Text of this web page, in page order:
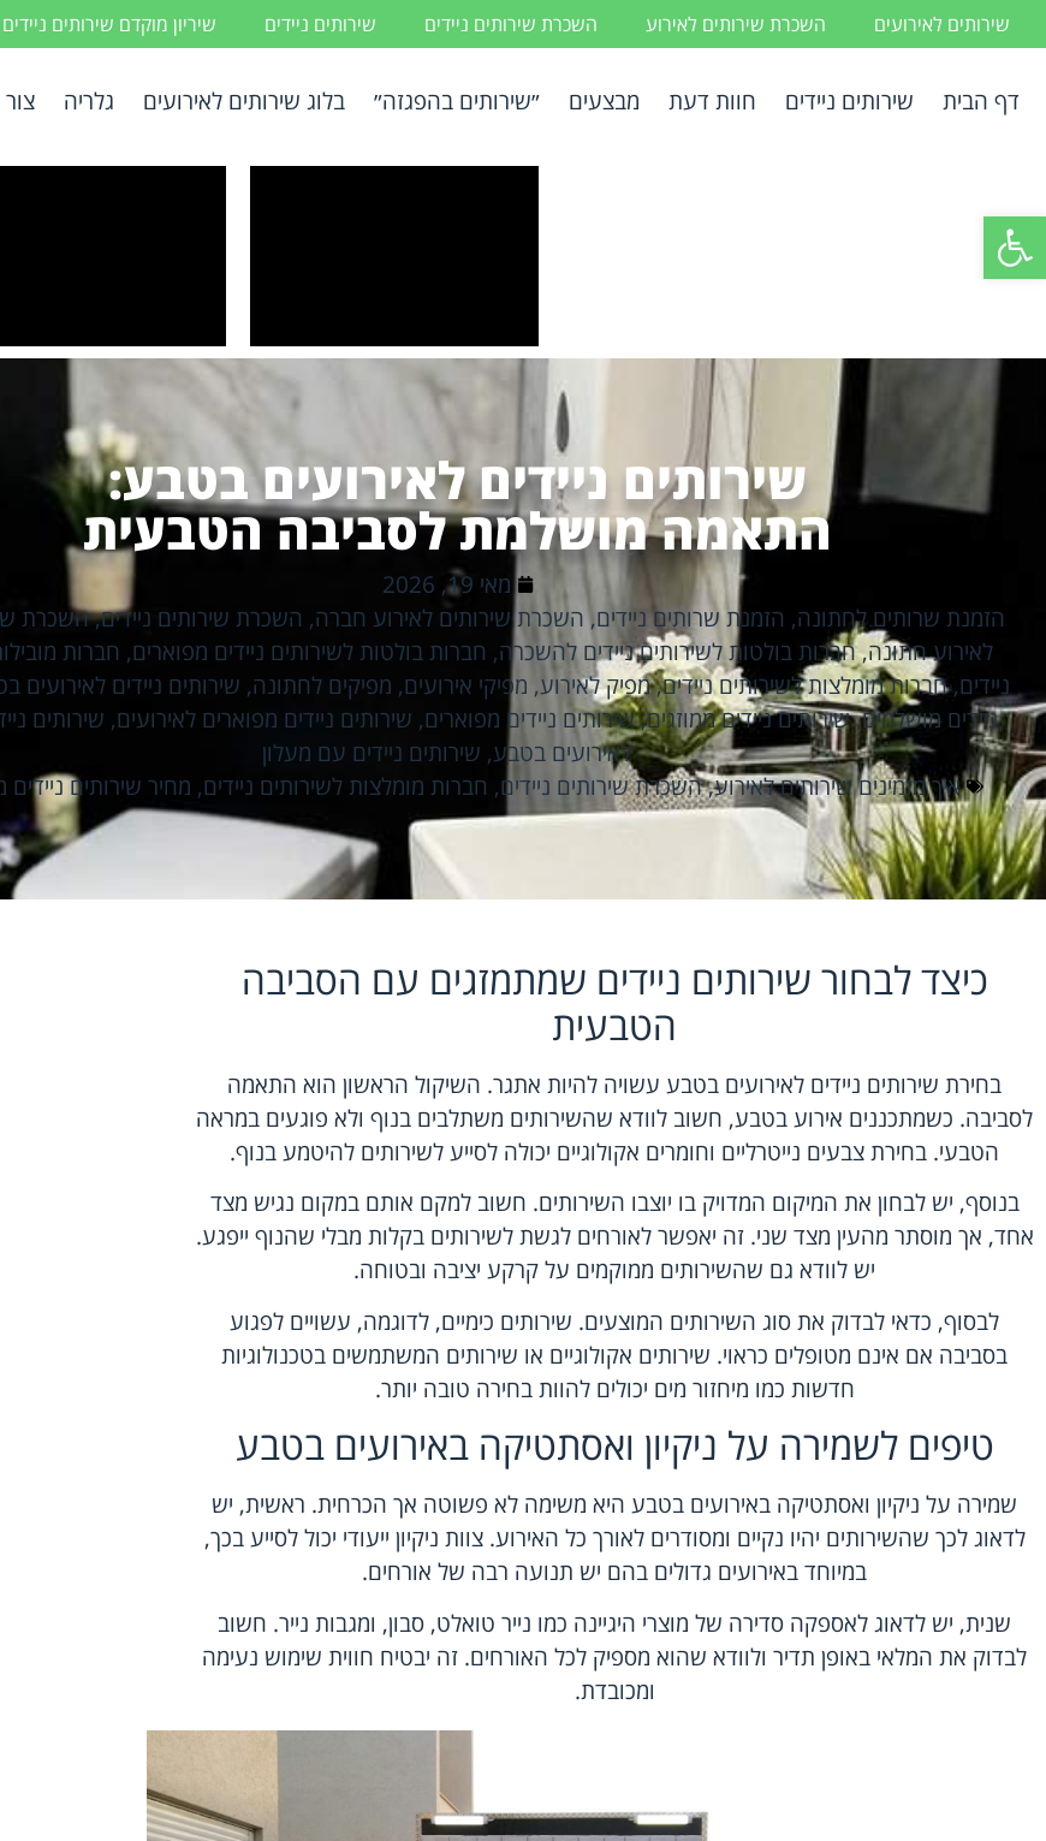
פתח סרגל נגישות
שירותים לאירועים השכרת שירותים לאירוע השכרת שירותים ניידים שירותים ניידים שיריון מוקדם שירותים
דף הבית שירותים ניידים חוות דעת מבצעים ״שירותים בהפגזה״ בלוג שירותים לאירועים גלריה
שירותים ניידים לאירועים בטבע:
התאמה מושלמת לסביבה הטבעית
מאי 19, 2026
הזמנת שרותים לחתונה, הזמנת שרותים ניידים,השכרת שירותים לאירוע חברה, השכרת שירותים ניידים,השכרת
לאירוע חתונה,חברות בולטות לשירותים ניידים להשכרה, חברות בולטות לשירותים ניידים מפוארים, חברות
ניידים,חברות מומלצות לשירותים ניידים,מפיק לאירוע, מפיקי אירועים, מפיקים לחתונה, שירותים ניידים לאירועים
ניידים מושלמים,שירותים ניידים ממוזגים,שירותים ניידים מפוארים, שירותים ניידים מפוארים לאירועים, שירותים
לאירועים בטבע, שירותים ניידים עם מעלון
איך מזמינים שירותים לאירוע,השכרת שירותים ניידים, חברות מומלצות לשירותים ניידים, מחיר שירותים ניידים
כיצד לבחור שירותים ניידים שמתמזגים עם הסביבה
הטבעית
בחירת שירותים ניידים לאירועים בטבע עשויה להיות אתגר. השיקול הראשון הוא התאמה
לסביבה. כשמתכננים אירוע בטבע, חשוב לוודא שהשירותים משתלבים בנוף ולא פוגעים במראה
הטבעי. בחירת צבעים נייטרליים וחומרים אקולוגיים יכולה לסייע לשירותים להיטמע בנוף.
בנוסף, יש לבחון את המיקום המדויק בו יוצבו השירותים. חשוב למקם אותם במקום נגיש מצד
אחד, אך מוסתר מהעין מצד שני. זה יאפשר לאורחים לגשת לשירותים בקלות מבלי שהנוף ייפגע.
יש לוודא גם שהשירותים ממוקמים על קרקע יציבה ובטוחה.
לבסוף, כדאי לבדוק את סוג השירותים המוצעים. שירותים כימיים, לדוגמה, עשויים לפגוע
בסביבה אם אינם מטופלים כראוי. שירותים אקולוגיים או שירותים המשתמשים בטכנולוגיות
חדשות כמו מיחזור מים יכולים להוות בחירה טובה יותר.
טיפים לשמירה על ניקיון ואסתטיקה באירועים בטבע
שמירה על ניקיון ואסתטיקה באירועים בטבע היא משימה לא פשוטה אך הכרחית. ראשית, יש
לדאוג לכך שהשירותים יהיו נקיים ומסודרים לאורך כל האירוע. צוות ניקיון ייעודי יכול לסייע בכך,
במיוחד באירועים גדולים בהם יש תנועה רבה של אורחים.
שנית, יש לדאוג לאספקה סדירה של מוצרי היגיינה כמו נייר טואלט, סבון, ומגבות נייר. חשוב
לבדוק את המלאי באופן תדיר ולוודא שהוא מספיק לכל האורחים. זה יבטיח חווית שימוש נעימה
ומכובדת.